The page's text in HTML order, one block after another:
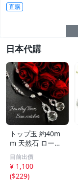
直購
日本代購
トップ玉 約40m
m 天然石 ローズ
ジュエリー Tears
サンキャッチャー
パワーストーン
アクセサリー イ
目前出價
¥ 1,100
($229)